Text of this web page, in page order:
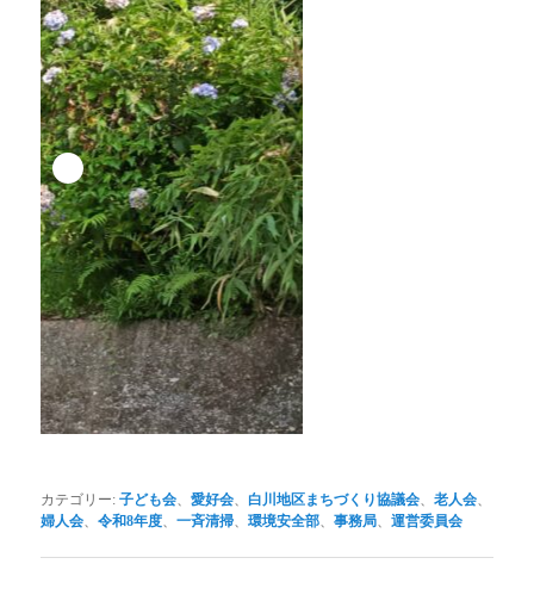
カテゴリー: 子ども会 、愛好会 白川地区まちづくり協議会 、老人会
婦人会 、令和8年度 、一斉清掃 、環境安全部 、事務局 、運営委員会